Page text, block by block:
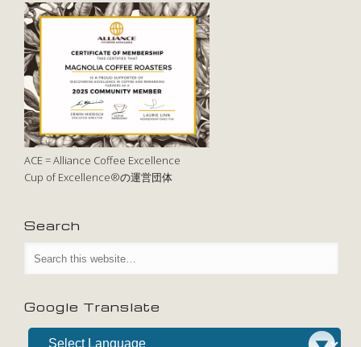
ACE = Alliance Coffee Excellence
Cup of Excellence®の運営団体
Search
Google Translate